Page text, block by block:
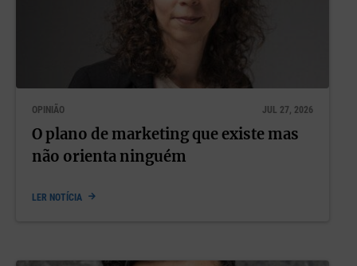
OPINIÃO JUL 27, 2026
O plano de marketing que existe mas
não orienta ninguém
LER NOTÍCIA